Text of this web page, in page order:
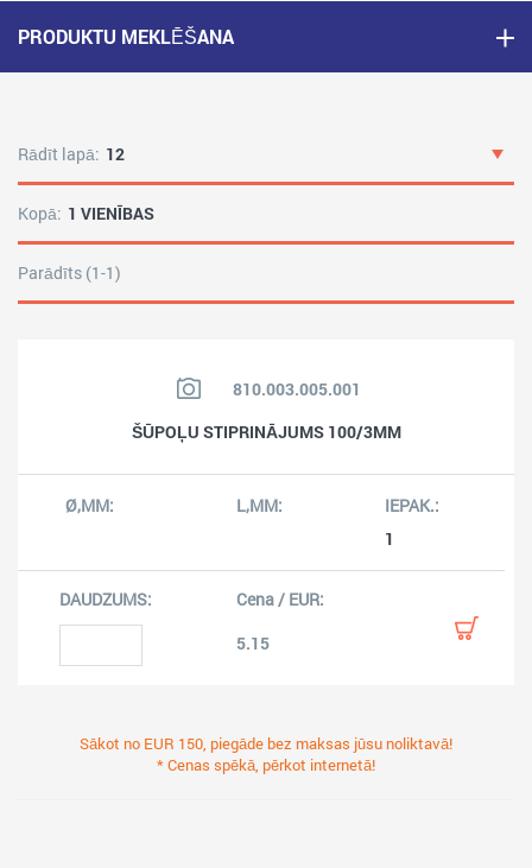
PRODUKTU MEKLĒŠANA
Rādīt lapā: 12
Kopā: 1 VIENĪBAS
Parādīts (1-1)
810.003.005.001
ŠŪPOĻU STIPRINĀJUMS 100/3MM
1
5.15
Sākot no EUR 150, piegāde bez maksas jūsu noliktavā!
* Cenas spēkā, pērkot internetā!